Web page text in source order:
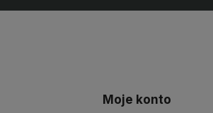
Moje konto